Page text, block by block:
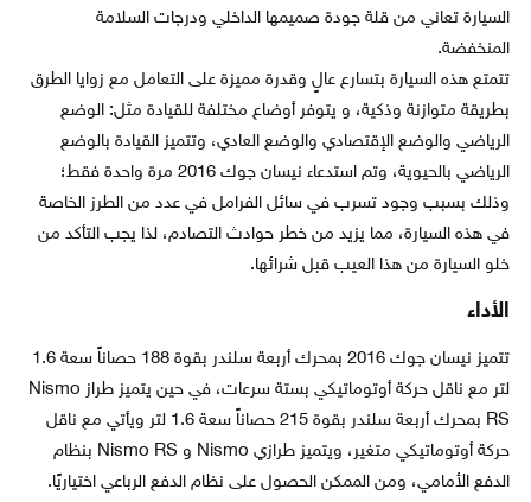
السيارة تعاني من قلة جودة صميمها الداخلي ودرجات السلامة
المنخفضة.
تتمتع هذه السيارة بتسارع عالٍ وقدرة مميزة على التعامل مع زوايا الطرق
بطريقة متوازنة وذكية، و يتوفر أوضاع مختلفة للقيادة مثل: الوضع
الرياضي والوضع الإقتصادي والوضع العادي، وتتميز القيادة بالوضع
الرياضي بالحيوية، وتم استدعاء نيسان جوك 2016 مرة واحدة فقط؛
وذلك بسبب وجود تسرب في سائل الفرامل في عدد من الطرز الخاصة
في هذه السيارة، مما يزيد من خطر حوادث التصادم، لذا يجب التأكد من
خلو السيارة من هذا العيب قبل شرائها.
الأداء
تتميز نيسان جوك 2016 بمحرك أربعة سلندر بقوة 188 حصاناً سعة 1.6
لتر مع ناقل حركة أوتوماتيكي بستة سرعات، في حين يتميز طراز Nismo
RS بمحرك أربعة سلندر بقوة 215 حصاناً سعة 1.6 لتر ويأتي مع ناقل
حركة أوتوماتيكي متغير، ويتميز طرازي Nismo و Nismo RS بنظام
الدفع الأمامي، ومن الممكن الحصول على نظام الدفع الرباعي اختياريًا.